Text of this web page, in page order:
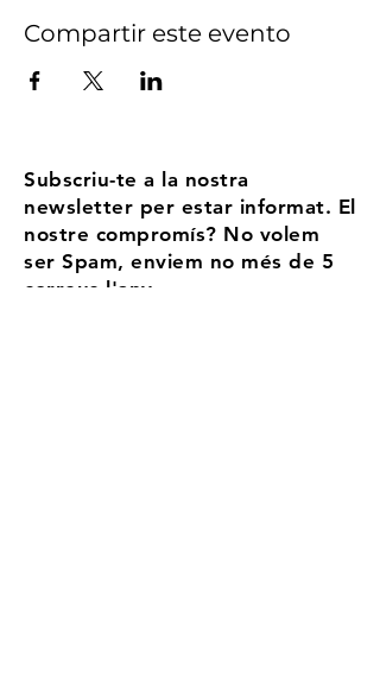
Compartir este evento
Subscriu-te a la nostra
newsletter per estar informat. El
nostre compromís? No volem
ser Spam, enviem no més de 5
correus l'any